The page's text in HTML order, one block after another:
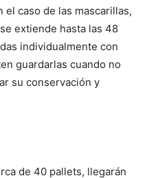
el caso de las mascarillas,
extiende hasta las 48
individualmente con
guardarlas cuando no
su conservación y
de 40 pallets, llegarán